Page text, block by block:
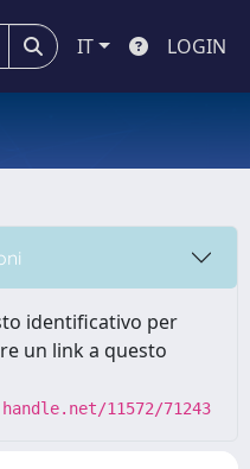
IT LOGIN
identificativo per
un link a questo
11572/71243